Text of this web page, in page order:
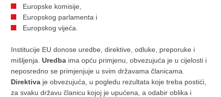
Europske komisije,
Europskog parlamenta i
Europskog vijeća.
Institucije EU donose uredbe, direktive, odluke, preporuke i
mišljenja.Uredba ima opću primjenu, obvezujuća je u cijelosti i
neposredno se primjenjuje u svim državama članicama.
Direktiva je obvezujuća, u pogledu rezultata koje treba postići,
za svaku državu članicu kojoj je upućena, a odabir oblika i